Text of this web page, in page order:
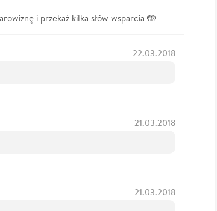
i przekaż kilka słów wsparcia 🤲
22.03.2018
21.03.2018
21.03.2018